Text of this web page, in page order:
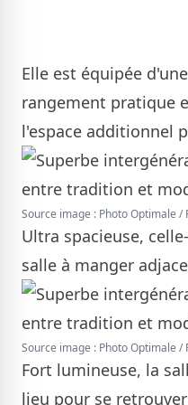
Elle est équipée
rangement pratique
l'espace additionnel
Source image : Photo Optimale /
Ultra spacieuse,
salle à manger
Source image : Photo Optimale /
Fort lumineuse, la
lieu pour se